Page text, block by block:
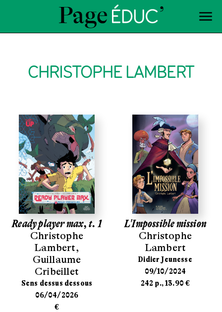
CHRISTOPHE LAMBERT
Ready player max, t. 1
Christophe
Lambert,
Guillaume
Cribeillet
Sens dessus dessous
06/04/2026
€
L'Impossible mission
Christophe
Lambert
Didier Jeunesse
09/10/2024
242 p., 13.90 €